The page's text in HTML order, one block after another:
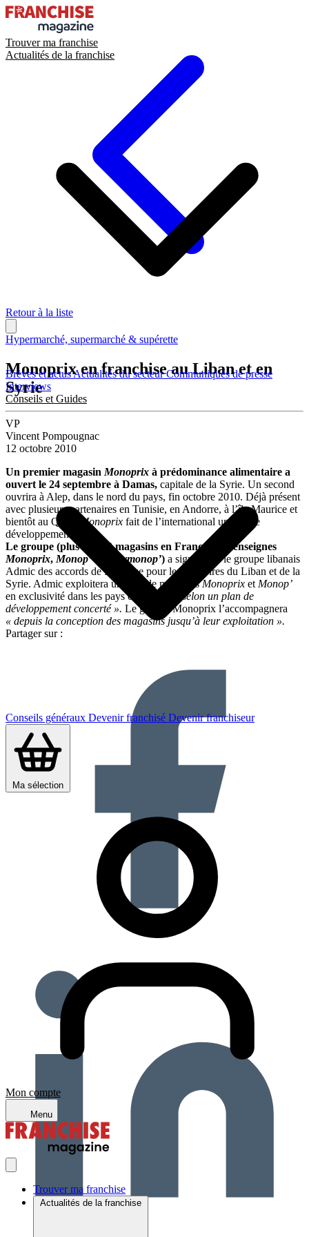
Trouver ma franchise
Actualités de la franchise
Brèves et actusActualités du secteurCommuniqués de presse
Interviews
Conseils et Guides
Conseils généraux Devenir franchisé Devenir franchiseur
Ma sélection
Mon compte
Menu
Trouver ma franchise
Actualités de la franchise
Retour à la liste
Hypermarché, supermarché & supérette
Monoprix en franchise au Liban et en
Syrie
VP
Vincent Pompougnac
12 octobre 2010
Un premier magasin Monoprix à prédominance alimentaire a
ouvert le 24 septembre à Damas, capitale de la Syrie. Un second
ouvrira à Alep, dans le nord du pays, fin octobre 2010. Déjà présent
avec plusieurs partenaires en Tunisie, en Andorre, à l’île Maurice et
bientôt au Qatar,
Monoprix fait de l’international un axe de
développement.
Le groupe (plus de 330 magasins en France sous enseignes
Monoprix, Monop’et dailymonop’) a signé avec le groupe libanais
Admic des accords de franchise pour les territoires du Liban et de la
Syrie. Admic exploitera un parc de magasinsMonoprix et Monop’
en exclusivité dans les pays concernés
« selon un plan de
développement concerté ». Le groupe Monoprix l’accompagnera
« depuis la conception des magasins jusqu’à leur exploitation ».
Partager sur :